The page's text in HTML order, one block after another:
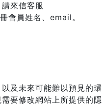
來信客服
會員姓名、email。
及未來可能難以預見的環
要修改網站上所提供的隱